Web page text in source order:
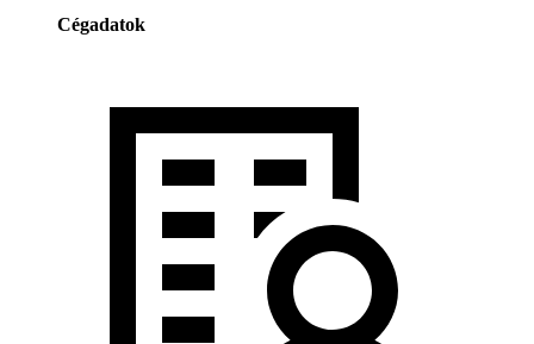
Cégadatok